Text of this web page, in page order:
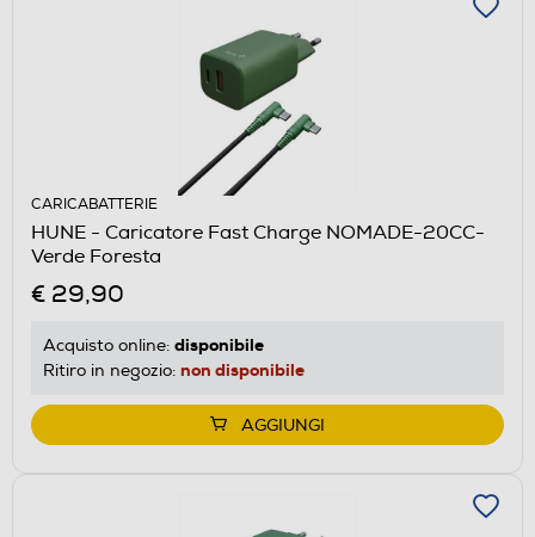
CARICABATTERIE
HUNE - Caricatore Fast Charge NOMADE-20CC-
Verde Foresta
€ 29,90
Acquisto online: disponibile
Ritiro in negozio: non disponibile
AGGIUNGI